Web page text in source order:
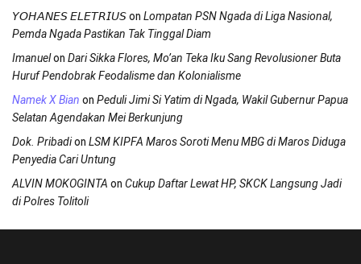
𝘠𝘖𝘏𝘈𝘕𝘌𝘚 𝘌𝘓𝘌𝘛𝘙𝘐𝘜𝘚on Lompatan PSN Ngada di Liga Nasional,
Pemda Ngada Pastikan Tak Tinggal Diam
Imanuelon Dari Sikka Flores, Mo’an Teka Iku Sang Revolusioner Buta
Huruf Pendobrak Feodalisme dan Kolonialisme
Namek X Bian on Peduli Jimi Si Yatim di Ngada, Wakil Gubernur Papua
Selatan Agendakan Mei Berkunjung
Dok. Pribadion LSM KIPFA Maros Soroti Menu MBG di Maros Diduga
Penyedia Cari Untung
ALVIN MOKOGINTA on Cukup Daftar Lewat HP, SKCK Langsung Jadi
di Polres Tolitoli